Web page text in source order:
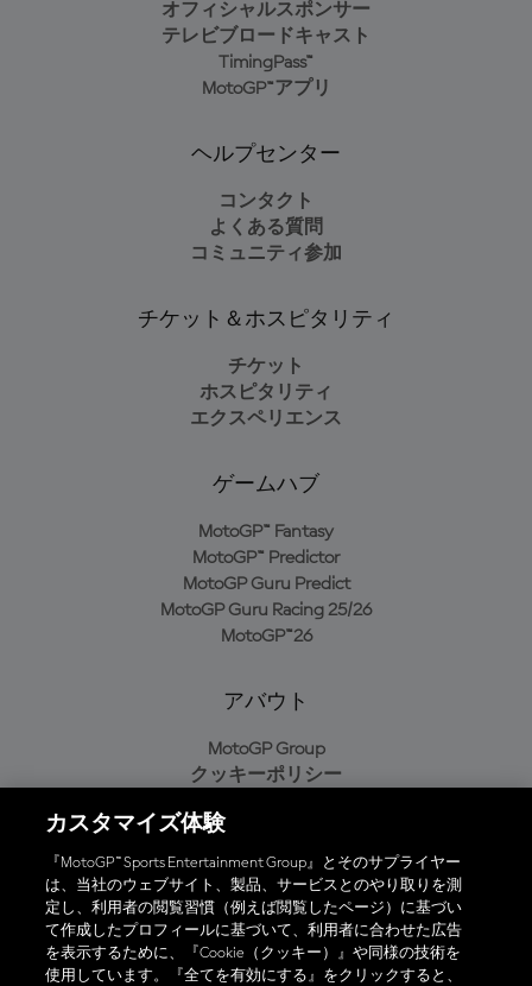
オフィシャルスポンサー
テレビブロードキャスト
TimingPass™
MotoGP™アプリ
ヘルプセンター
コンタクト
よくある質問
コミュニティ参加
チケット＆ホスピタリティ
チケット
ホスピタリティ
エクスペリエンス
ゲームハブ
MotoGP™ Fantasy
MotoGP™ Predictor
MotoGP Guru Predict
MotoGP Guru Racing 25/26
MotoGP™26
アバウト
MotoGP Group
クッキーポリシー
プライバシーポリシー
購入ポリシー
オフィシャルアプリ
カスタマイズ体験
『MotoGP™ Sports Entertainment Group』とそのサプライヤー
は、当社のウェブサイト、製品、サービスとのやり取りを測
定し、利用者の閲覧習慣（例えば閲覧したページ）に基づい
て作成したプロフィールに基づいて、利用者に合わせた広告
を表示するために、『Cookie（クッキー）』や同様の技術を
使用しています。『全てを有効にする』をクリックすると、